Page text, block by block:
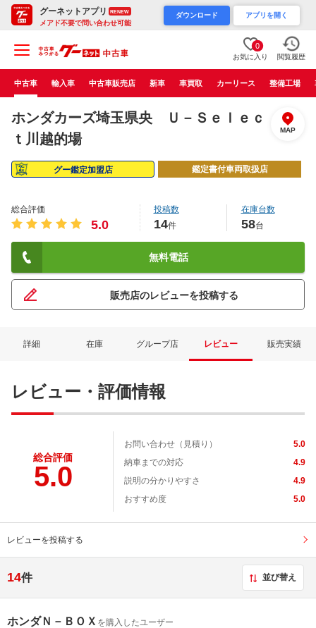
グーネットアプリ RENEW
メアド不要で問い合わせ可能
ダウンロード アプリを開く
0
お気に入り 閲覧履歴
中古車 輸入車 中古車販売店 新車 車買取 カーリース 整備工場
ホンダカーズ埼玉県央 Ｕ－Ｓｅｌｅｃ
ｔ川越的場
MAP
グー鑑定加盟店 鑑定書付車両取扱店
総合評価
5.0
投稿数
14件
在庫台数
58台
無料電話
販売店のレビューを投稿する
詳細 在庫 グループ店 レビュー 販売実績
レビュー・評価情報
総合評価
5.0
お問い合わせ（見積り）
5.0
納車までの対応
4.9
説明の分かりやすさ
4.9
おすすめ度
5.0
レビューを投稿する
14件 並び替え
ホンダＮ－ＢＯＸ を購入したユーザー